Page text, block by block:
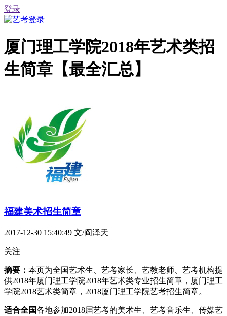
登录
厦门理工学院2018年艺术类招
生简章【最全汇总】
福建美术招生简章
2017-12-30 15:40:49 文/阎泽天
关注
摘要： 本页为全国艺术生、艺考家长、艺教老师、艺考机构提
供2018年厦门理工学院2018年艺术类专业招生简章，厦门理工
学院2018艺术类简章，2018厦门理工学院艺考招生简章。
适合全国各地参加2018届艺考的美术生、艺考音乐生、传媒艺